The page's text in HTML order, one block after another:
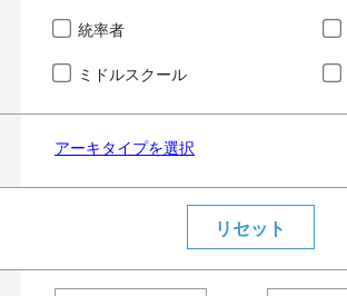
統率者
ミドルスクール
アーキタイプを選択